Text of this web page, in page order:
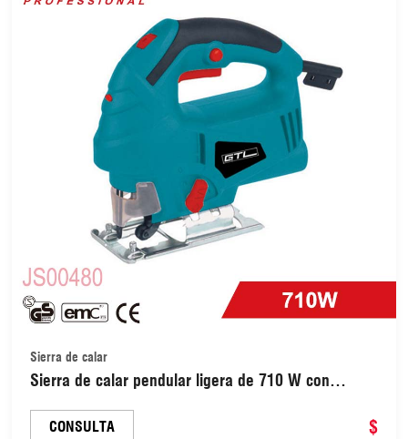
Sierra de calar
Sierra de calar pendular ligera de 710 W con
orbital (JS00480)
CONSULTA $